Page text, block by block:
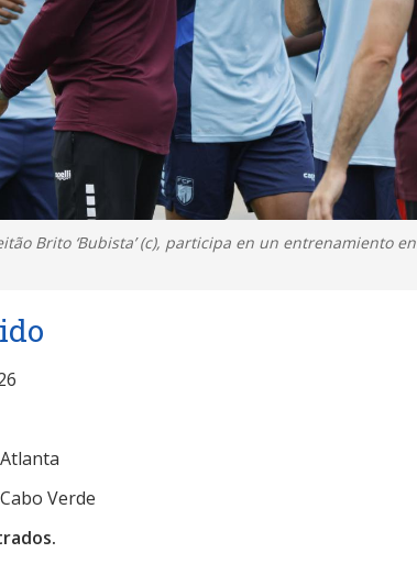
Brito ‘Bubista’ (c), participa en un entrenamiento en
Verde